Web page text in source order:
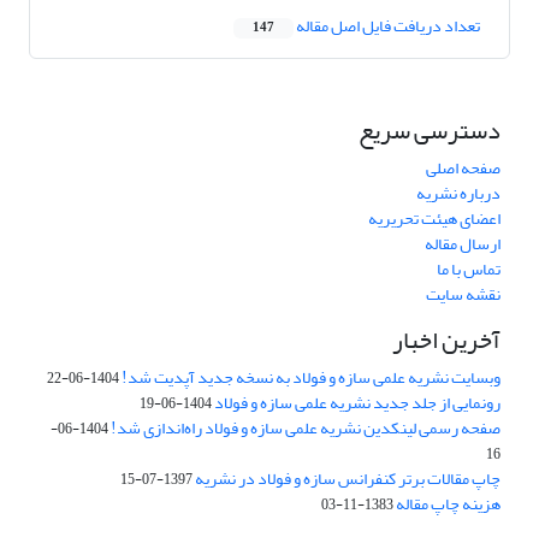
تعداد دریافت فایل اصل مقاله 147
دسترسی سریع
صفحه اصلی
درباره نشریه
اعضای هیئت تحریریه
ارسال مقاله
تماس با ما
نقشه سایت
آخرین اخبار
وبسایت نشریه علمی سازه و فولاد به نسخه جدید آپدیت شد!1404-06-22
رونمایی از جلد جدید نشریه علمی سازه و فولاد1404-06-19
صفحه رسمی لینکدین نشریه علمی سازه و فولاد راه‌اندازی شد!
1404-06-
16
چاپ مقالات برتر کنفرانس سازه و فولاد در نشریه1397-07-15
هزینه چاپ مقاله1383-11-03